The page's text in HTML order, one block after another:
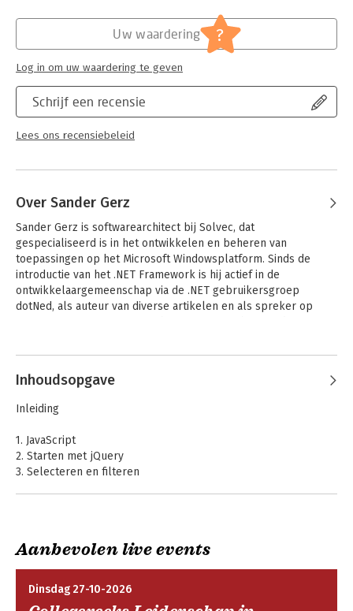
Ieder boek in deze serie behandelt de basisbeginselen van
een programma of programmeertaal. Deze serie onderscheidt
zich door de oefeningen, het gebruik van kleur en de
aansprekende voorbeelden en cases uit de dagelijkse praktijk.
De boeken zijn geschreven door ervaren auteurs, dus u leert
van een expert. Kijk op www.pearson.nl/debasis voor meer
IT-management / ICT
De basis (Pearson Education)
Schrijf een recensie
Lees ons recensiebeleid
Uw waardering ?
Log in om uw waardering te geven
Over Sander Gerz
Sander Gerz is softwarearchitect bij Solvec, dat
gespecialiseerd is in het ontwikkelen en beheren van
toepassingen op het Microsoft Windowsplatform. Sinds de
introductie van het .NET Framework is hij actief in de
ontwikkelaargemeenschap via de .NET gebruikersgroep
dotNed, als auteur van diverse artikelen en als spreker op
Andere boeken door Sander Gerz
Visual C# 2012 - de
basis
Inhoudsopgave
Inleiding
1. JavaScript
2. Starten met jQuery
3. Selecteren en filteren
8. Apps met jQuery
9. Informeren en inspireren
Aanbevolen live events
Dinsdag 27-10-2026